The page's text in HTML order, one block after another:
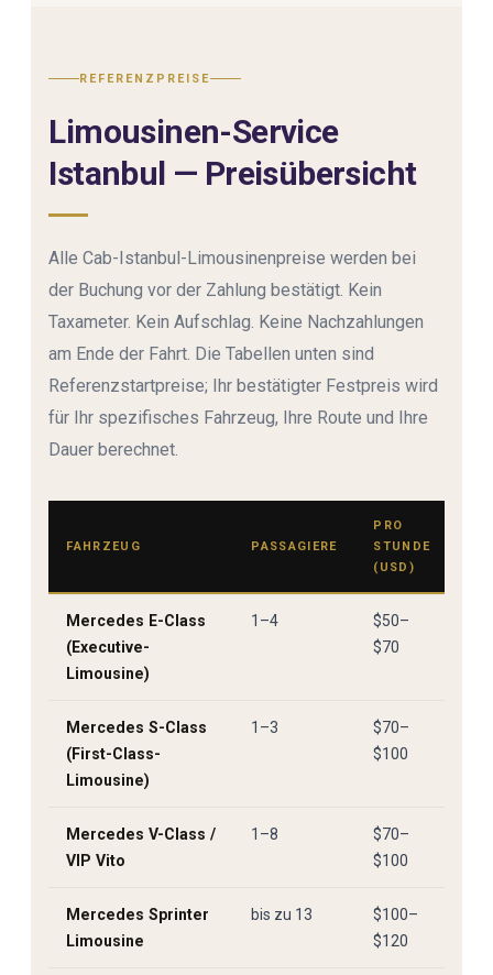
REFERENZPREISE
Limousinen-Service
Istanbul — Preisübersicht
Alle Cab-Istanbul-Limousinenpreise werden bei
der Buchung vor der Zahlung bestätigt. Kein
Taxameter. Kein Aufschlag. Keine Nachzahlungen
am Ende der Fahrt. Die Tabellen unten sind
Referenzstartpreise; Ihr bestätigter Festpreis wird
für Ihr spezifisches Fahrzeug, Ihre Route und Ihre
Dauer berechnet.
FAHRZEUG PASSAGIERE
PRO
STUNDE
(USD)
Mercedes E-Class
(Executive-
Limousine)
1–4
$50–
$70
Mercedes S-Class
(First-Class-
Limousine)
1–3
$70–
$100
Mercedes V-Class /
VIP Vito
1–8
$70–
$100
Mercedes Sprinter
Limousine
bis zu 13
$100–
$120